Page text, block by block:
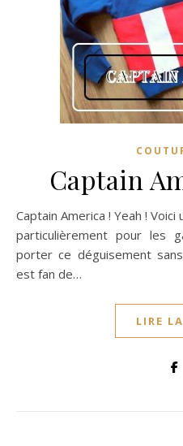
Captain
Captain America ! Yeah ! Voici un diy pour les enfants et plus
particulièrement pour les
porter ce déguisement
est fan de…
LIRE